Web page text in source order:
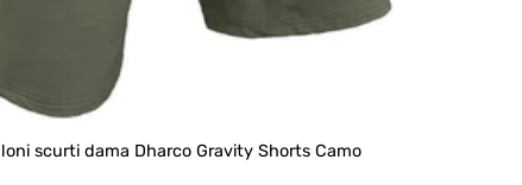
scurti dama Dharco Gravity Shorts Camo